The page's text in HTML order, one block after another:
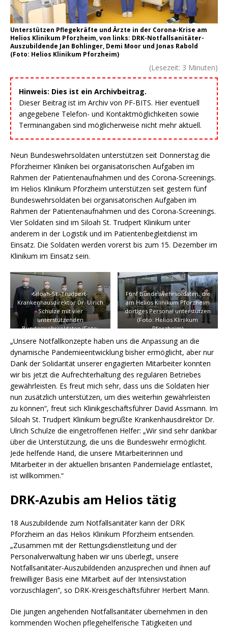
Unterstützen Pflegekräfte und Ärzte in der Corona-Krise am
Helios Klinikum Pforzheim, von links: DRK-Notfallsanitäter-
Auszubildende Jan Bohlinger, Demi Moor und Jonas Rabold
(Foto: Helios Klinikum Pforzheim)
(Lesezeit: 3 Minuten)
Hinweis: Dies ist ein Archivbeitrag.
Dieser Beitrag ist im Archiv von PF-BITS. Hier eventuell
angegebene Telefon- und Kontaktmöglichkeiten sowie
Terminangaben sind möglicherweise nicht mehr aktuell.
Neun Bundeswehrsoldaten unterstützen seit Donnerstag die
Pforzheimer Kliniken bei organisatorischen Aufgaben im
Rahmen der Patientenaufnahmen und des Corona-Screenings.
Im Helios Klinikum Pforzheim unterstützen seit gestern fünf
Bundeswehrsoldaten bei organisatorischen Aufgaben im
Rahmen der Patientenaufnahmen und des Corona-Screenings.
Vier Soldaten sind im Siloah St. Trudpert Klinikum unter
anderem in der Logistik und im Patientenbegleitdienst im
Einsatz. Die Soldaten werden vorerst bis zum 15. Dezember im
Klinikum im Einsatz sein.
Siloah-St.-Trudpert-
Krankenhausdirektor Dr. Ulrich
Schulze mit vier
unterstützenden
Bundeswehrsoldaten (Foto:
Siloah St. Trudpert Klinikum)
Fünf Bundeswehrsoldaten, die
am Helios Klinikum Pforzheim
dortiges Personal unterstützen
(Foto: Helios Klinikum
Pforzheim)
„Unsere Notfallkonzepte haben uns die Anpassung an die
dynamische Pandemieentwicklung bisher ermöglicht, aber nur
Dank der Solidarität unserer engagierten Mitarbeiter konnten
wir bis jetzt die Aufrechterhaltung des regulären Betriebes
gewährleisten. Es freut mich sehr, dass uns die Soldaten hier
nun zusätzlich unterstützen, um dies weiterhin gewährleisten
zu können“, freut sich Klinikgeschäftsführer David Assmann. Im
Siloah St. Trudpert Klinikum begrüßte Krankenhausdirektor Dr.
Ulrich Schulze die eingetroffenen Helfer: „Wir sind sehr dankbar
über die Unterstützung, die uns die Bundeswehr ermöglicht.
Jede helfende Hand, die unsere Mitarbeiterinnen und
Mitarbeiter in der aktuellen brisanten Pandemielage entlastet,
ist willkommen.“
DRK-Azubis am Helios tätig
18 Auszubildende zum Notfallsanitäter kann der DRK
Pforzheim an das Helios Klinikum Pforzheim entsenden.
„Zusammen mit der Rettungsdienstleitung und der
Personalverwaltung haben wir uns überlegt, unsere
Notfallsanitäter-Auszubildenden anzusprechen und ihnen auf
freiwilliger Basis eine Mitarbeit auf der Intensivstation
vorzuschlagen“, so DRK-Kreisgeschäftsführer Herbert Mann.
Die jungen angehenden Notfallsanitäter übernehmen in den
kommenden Wochen pflegehelferische Tätigkeiten und